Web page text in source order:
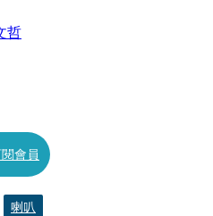
哲
會員
喇叭